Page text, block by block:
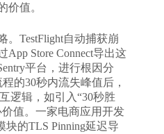
价值。
。TestFlight自动捕获崩
Store Connect导出这
平台，进行根因分
的30秒内流失峰值后，
逻辑，如引入“30秒胜
值。一家电商应用开发
块的TLS Pinning延迟导